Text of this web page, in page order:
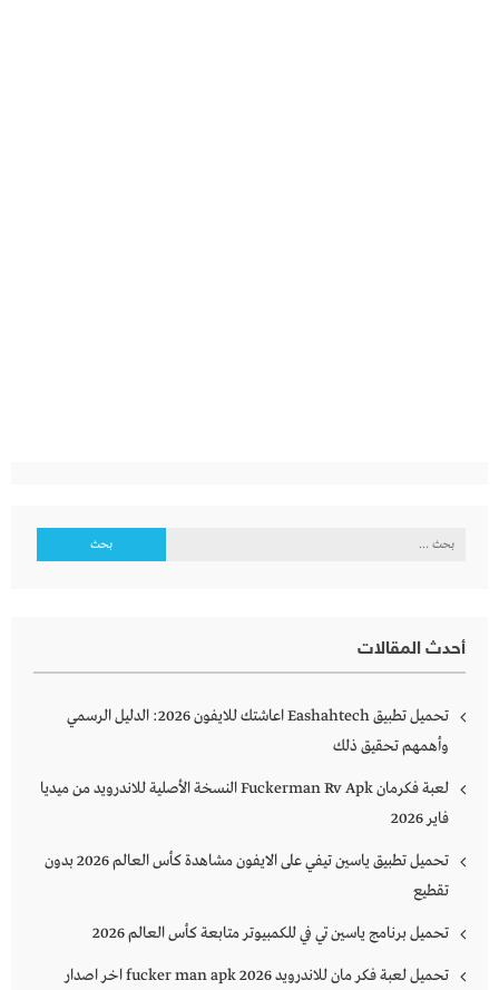
البحث
أحدث المقالات
تحميل تطبيق Eashahtech اعاشتك للايفون 2026: الدليل الرسمي
وأهمهم تحقيق ذلك
لعبة فكرمان Fuckerman Rv Apk النسخة الأصلية للاندرويد من ميديا
فاير 2026
تحميل تطبيق ياسين تيفي على الايفون مشاهدة كأس العالم 2026 بدون
تقطيع
تحميل برنامج ياسين تي في للكمبيوتر متابعة كأس العالم 2026
تحميل لعبة فكر مان للاندرويد 2026 fucker man apk اخر اصدار